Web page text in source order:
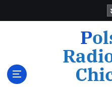
Polskie